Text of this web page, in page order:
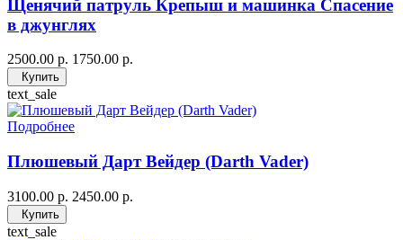
Щенячий патруль Крепыш и машинка Спасение
в джунглях
2500.00 р. 1750.00 р.
Купить
text_sale
Подробнее
Плюшевый Дарт Вейдер (Darth Vader)
3100.00 р. 2450.00 р.
Купить
text_sale